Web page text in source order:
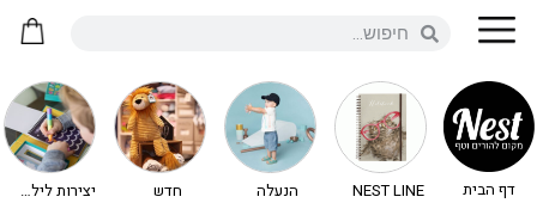
דף הבית NEST LINE הנעלה חדש יצירות לילדים - יצירה לילדים